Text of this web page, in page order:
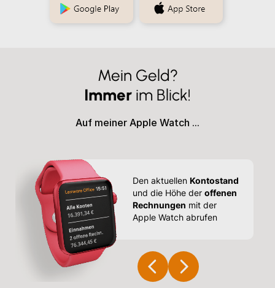
Mein Geld?
Immer im Blick!
Auf meiner Apple Watch ...
Den aktuellen Kontostand
und die Höhe deroffenen
Rechnungen mit der
Apple Watch abrufen